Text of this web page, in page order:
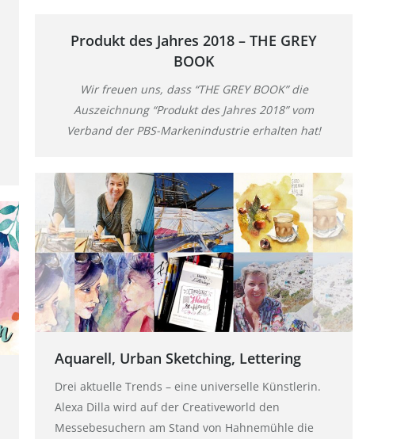
Produkt des Jahres 2018 – THE GREY
BOOK
Wir freuen uns, dass “THE GREY BOOK” die
Auszeichnung “Produkt des Jahres 2018” vom
Verband der PBS-Markenindustrie erhalten hat!
Aquarell, Urban Sketching, Lettering
Drei aktuelle Trends – eine universelle Künstlerin.
Alexa Dilla wird auf der Creativeworld den
Messebesuchern am Stand von Hahnemühle die